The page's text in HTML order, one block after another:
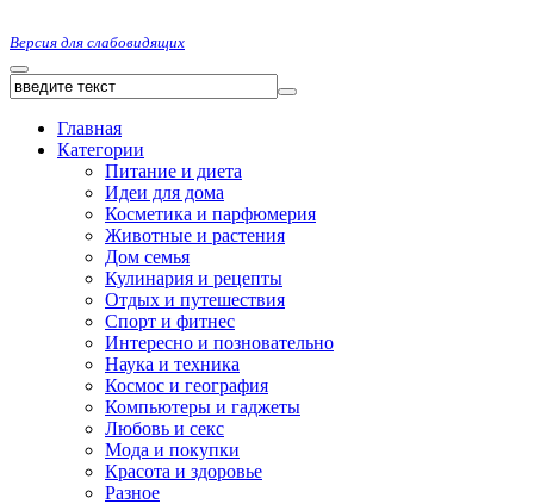
Версия для слабовидящих
Главная
Категории
Питание и диета
Идеи для дома
Косметика и парфюмерия
Животные и растения
Дом семья
Кулинария и рецепты
Отдых и путешествия
Спорт и фитнес
Интересно и позновательно
Наука и техника
Космос и география
Компьютеры и гаджеты
Любовь и секс
Мода и покупки
Красота и здоровье
Разное